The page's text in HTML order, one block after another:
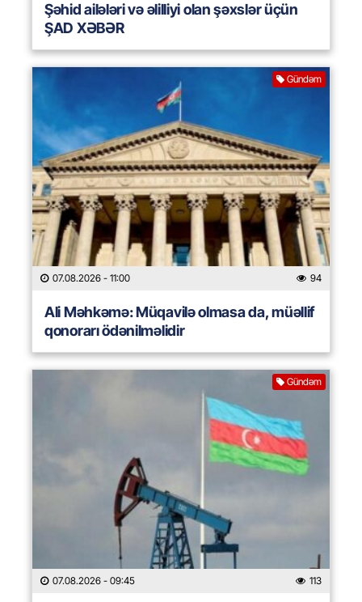
Şəhid ailələri və əlilliyi olan şəxslər üçün
ŞAD XƏBƏR
Gündəm
07.08.2026 - 11:00 94
Ali Məhkəmə: Müqavilə olmasa da, müəllif
qonorarı ödənilməlidir
Gündəm
07.08.2026 - 09:45 113